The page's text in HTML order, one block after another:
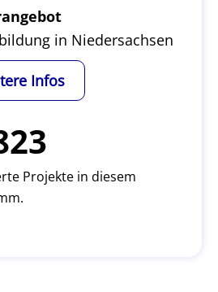
in Niedersachsen
Infos
Projekte in diesem